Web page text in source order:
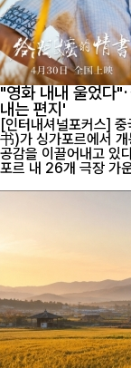
"영화 내내 울었다
내는 편지'
[인터내셔널포커스]
书)가 싱가포르에서 개
공감을 이끌어내고 있다. 18일 현지 영화업계에 따르면 이 작품은
포르 내 26개 극장 가